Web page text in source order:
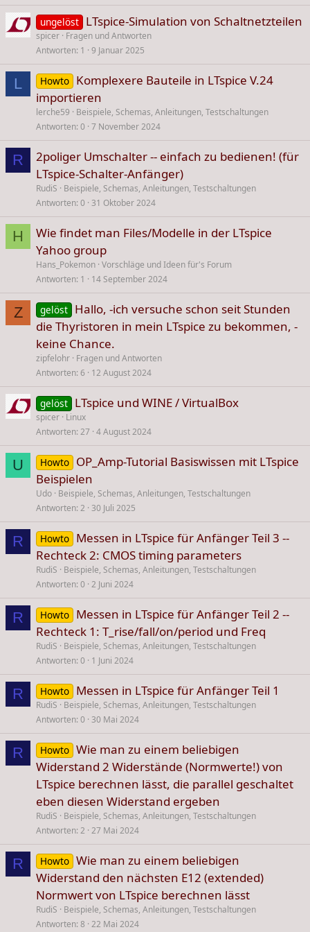
ungelöst LTspice-Simulation von Schaltnetzteilen
spicer Fragen und Antworten
Antworten 1 9 Januar 2025
L Howto Komplexere Bauteile in LTspice V.24
importieren
lerche59
Beispiele, Schemas, Anleitungen, Testschaltungen
Antworten 0 7 November 2024
R
2poliger Umschalter -- einfach zu bedienen! (für
LTspice-Schalter-Anfänger)
RudiS
Beispiele, Schemas, Anleitungen, Testschaltungen
Antworten 0 31 Oktober 2024
H
Wie findet man Files/Modelle in der LTspice
Yahoo group
Hans_Pokemon Vorschläge und Ideen für's Forum
Antworten 1 14 September 2024
Z gelöst Hallo, -ich versuche schon seit Stunden
die Thyristoren in mein LTspice zu bekommen, -
keine Chance.
zipfelohr Fragen und Antworten
Antworten 6 12 August 2024
gelöst LTspice und WINE / VirtualBox
spicer Linux
Antworten 27 4 August 2024
U Howto OP_Amp-Tutorial Basiswissen mit LTspice
Beispielen
Udo Beispiele, Schemas, Anleitungen, Testschaltungen
Antworten 2 30 Juli 2025
R Howto Messen in LTspice für Anfänger Teil 3 --
Rechteck 2: CMOS timing parameters
RudiS
Beispiele, Schemas, Anleitungen, Testschaltungen
Antworten 0 2 Juni 2024
R Howto Messen in LTspice für Anfänger Teil 2 --
Rechteck 1: T_rise/fall/on/period und Freq
RudiS
Beispiele, Schemas, Anleitungen, Testschaltungen
Antworten 0 1 Juni 2024
R Howto Messen in LTspice für Anfänger Teil 1
RudiS
Beispiele, Schemas, Anleitungen, Testschaltungen
Antworten 0 30 Mai 2024
R Howto Wie man zu einem beliebigen
Widerstand 2 Widerstände (Normwerte!) von
LTspice berechnen lässt, die parallel geschaltet
eben diesen Widerstand ergeben
RudiS
Beispiele, Schemas, Anleitungen, Testschaltungen
Antworten 2 27 Mai 2024
R Howto Wie man zu einem beliebigen
Widerstand den nächsten E12 (extended)
Normwert von LTspice berechnen lässt
RudiS
Beispiele, Schemas, Anleitungen, Testschaltungen
Antworten 8 22 Mai 2024